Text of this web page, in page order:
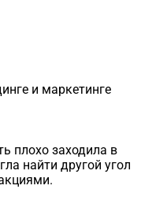
и маркетинге
плохо заходила в
найти другой угол